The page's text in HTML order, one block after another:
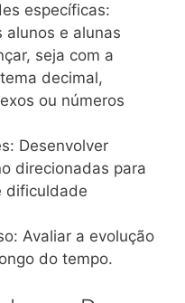
específicas:
alunos e alunas
seja com a
decimal,
ou números
Desenvolver
direcionadas para
dificuldade
Avaliar a evolução
do tempo.